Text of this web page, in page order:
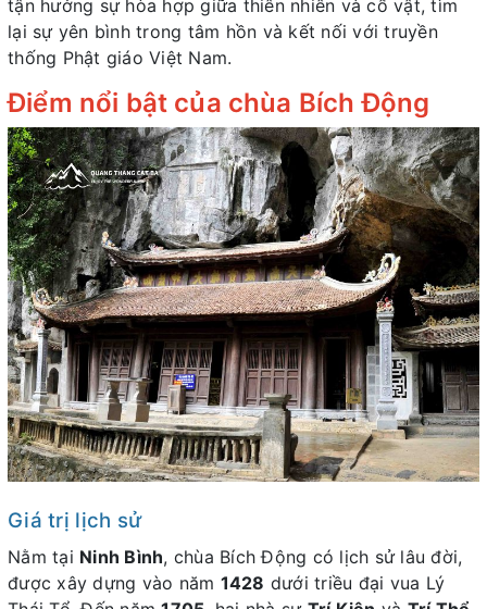
tận hưởng sự hòa hợp giữa thiên nhiên và cổ vật, tìm
lại sự yên bình trong tâm hồn và kết nối với truyền
thống Phật giáo Việt Nam.
Điểm nổi bật của chùa Bích Động
Giá trị lịch sử
Nằm tại Ninh Bình, chùa Bích Động có lịch sử lâu đời,
được xây dựng vào năm 1428 dưới triều đại vua Lý